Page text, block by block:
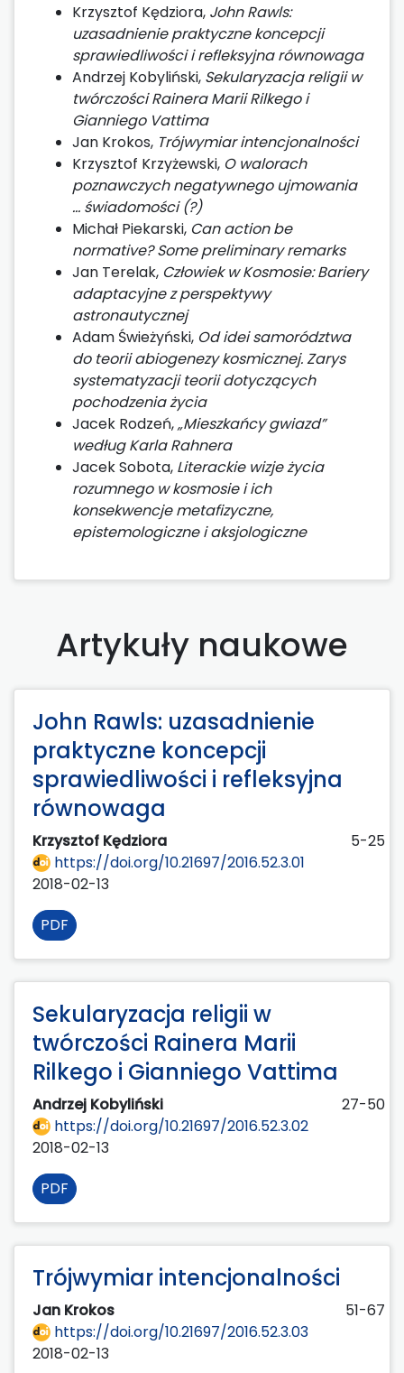
Krzysztof Kędziora, John Rawls:
uzasadnienie praktyczne koncepcji
sprawiedliwości i refleksyjna równowaga
Andrzej Kobyliński, Sekularyzacja religii w
twórczości Rainera Marii Rilkego i
Gianniego Vattima
Jan Krokos, Trójwymiar intencjonalności
Krzysztof Krzyżewski, O walorach
poznawczych negatywnego ujmowania
… świadomości (?)
Michał Piekarski, Can action be
normative? Some preliminary remarks
Jan Terelak, Człowiek w Kosmosie: Bariery
adaptacyjne z perspektywy
astronautycznej
Adam Świeżyński, Od idei samorództwa
do teorii abiogenezy kosmicznej. Zarys
systematyzacji teorii dotyczących
pochodzenia życia
Jacek Rodzeń,„Mieszkańcy gwiazd”
według Karla Rahnera
Jacek Sobota, Literackie wizje życia
rozumnego w kosmosie i ich
konsekwencje metafizyczne,
epistemologiczne i aksjologiczne
Artykuły naukowe
John Rawls: uzasadnienie
praktyczne koncepcji
sprawiedliwości i refleksyjna
równowaga
Krzysztof Kędziora
5-25
https://doi.org/10.21697/2016.52.3.01
2018-02-13
PDF
Sekularyzacja religii w
twórczości Rainera Marii
Rilkego i Gianniego Vattima
Andrzej Kobyliński
27-50
https://doi.org/10.21697/2016.52.3.02
2018-02-13
PDF
Trójwymiar intencjonalności
Jan Krokos
51-67
https://doi.org/10.21697/2016.52.3.03
2018-02-13